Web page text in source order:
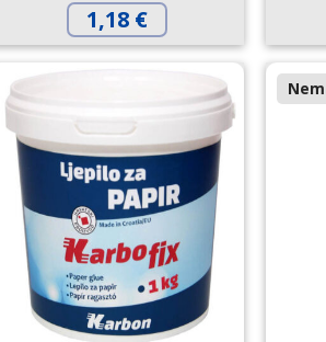
1,18 €